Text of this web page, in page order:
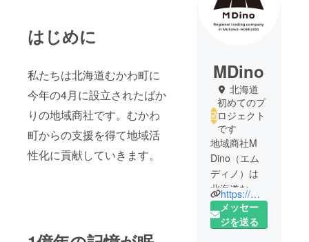
はじめに
私たちは北海道むかわ町に
今年の4月に設立されたばか
りの地域商社です。むかわ
町からの支援を得て地域活
性化に貢献していきます。
MDino
北海道
初めてのプ
ロジェクト
です
地域商社M
Dino（エム
ディノ）は
北海道むか
わ町に2020
年の4月に設
https://mukawaryu.com/
メッセー
ジを送る